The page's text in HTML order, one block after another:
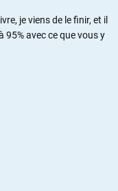
je viens de le finir, et il
95% avec ce que vous y